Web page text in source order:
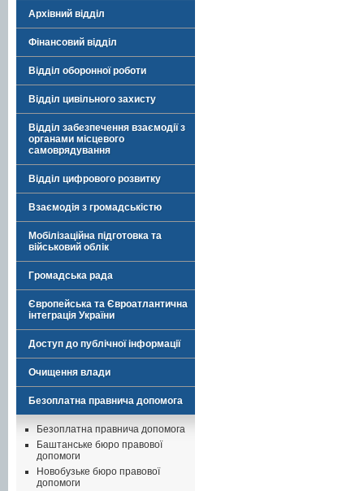
Архівний відділ
Фінансовий відділ
Відділ оборонної роботи
Відділ цивільного захисту
Відділ забезпечення взаємодії з
органами місцевого
самоврядування
Відділ цифрового розвитку
Взаємодія з громадськістю
Мобілізаційна підготовка та
військовий облік
Громадська рада
Європейська та Євроатлантична
інтеграція України
Доступ до публічної інформації
Очищення влади
Безоплатна правнича допомога
Безоплатна правнича допомога
Баштанське бюро правової
допомоги
Новобузьке бюро правової
допомоги